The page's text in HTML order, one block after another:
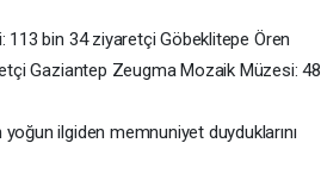
113 bin 34 ziyaretçi Göbeklitepe Ören
Gaziantep Zeugma Mozaik Müzesi: 48
ilgiden memnuniyet duyduklarını